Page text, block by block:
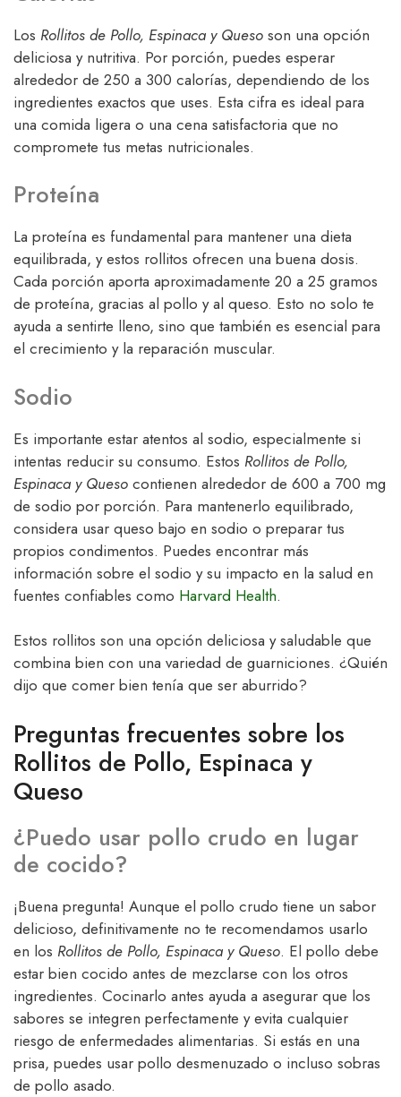
Los Rollitos de Pollo, Espinaca y Queso son una opción
deliciosa y nutritiva. Por porción, puedes esperar
alrededor de 250 a 300 calorías, dependiendo de los
ingredientes exactos que uses. Esta cifra es ideal para
una comida ligera o una cena satisfactoria que no
compromete tus metas nutricionales.
Proteína
La proteína es fundamental para mantener una dieta
equilibrada, y estos rollitos ofrecen una buena dosis.
Cada porción aporta aproximadamente 20 a 25 gramos
de proteína, gracias al pollo y al queso. Esto no solo te
ayuda a sentirte lleno, sino que también es esencial para
el crecimiento y la reparación muscular.
Sodio
Es importante estar atentos al sodio, especialmente si
intentas reducir su consumo. Estos Rollitos de Pollo,
Espinaca y Queso contienen alrededor de 600 a 700 mg
de sodio por porción. Para mantenerlo equilibrado,
considera usar queso bajo en sodio o preparar tus
propios condimentos. Puedes encontrar más
información sobre el sodio y su impacto en la salud en
fuentes confiables como Harvard Health.
Estos rollitos son una opción deliciosa y saludable que
combina bien con una variedad de guarniciones. ¿Quién
dijo que comer bien tenía que ser aburrido?
Preguntas frecuentes sobre los
Rollitos de Pollo, Espinaca y
Queso
¿Puedo usar pollo crudo en lugar
de cocido?
¡Buena pregunta! Aunque el pollo crudo tiene un sabor
delicioso, definitivamente no te recomendamos usarlo
en los Rollitos de Pollo, Espinaca y Queso. El pollo debe
estar bien cocido antes de mezclarse con los otros
ingredientes. Cocinarlo antes ayuda a asegurar que los
sabores se integren perfectamente y evita cualquier
riesgo de enfermedades alimentarias. Si estás en una
prisa, puedes usar pollo desmenuzado o incluso sobras
de pollo asado.